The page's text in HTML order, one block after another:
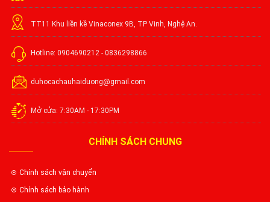
TT11 Khu liền kề Vinaconex 9B, TP Vinh, Nghệ An.
Hotline: 0904690212 - 0836298866
duhocachauhaiduong@gmail.com
Mở cửa: 7:30AM - 17:30PM
CHÍNH SÁCH CHUNG
Chính sách vận chuyển
Chính sách bảo hành